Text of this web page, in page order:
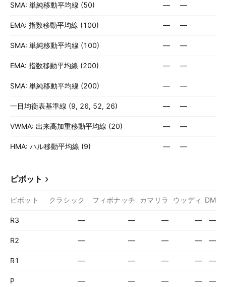
SMA: 単純移動平均線 (50) — —
EMA: 指数移動平均線 (100) — —
SMA: 単純移動平均線 (100) — —
EMA: 指数移動平均線 (200) — —
SMA: 単純移動平均線 (200) — —
一目均衡表基準線 (9, 26, 52, 26) — —
VWMA: 出来高加重移動平均線 (20) — —
HMA: ハル移動平均線 (9) — —
ピボット
ピボット クラシック フィボナッチ カマリラ ウッディ DM
R3 — — — — —
R2 — — — — —
R1 — — — — —
P — — — — —